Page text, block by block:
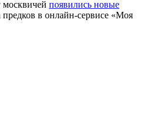
москвичей появились новые
предков в онлайн-сервисе «Моя